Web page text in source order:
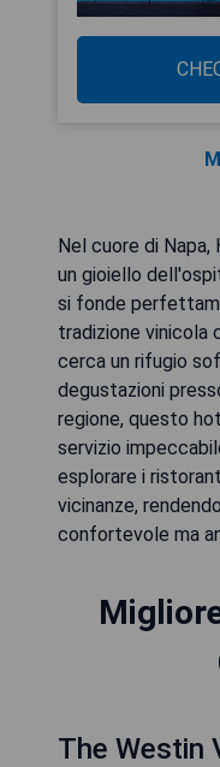
Nel cuore di
un gioiello
si fonde
tradizione vinicola
cerca un rifugio
degustazioni
regione, questo
servizio
esplorare i
vicinanze,
confortevole ma
The Westin